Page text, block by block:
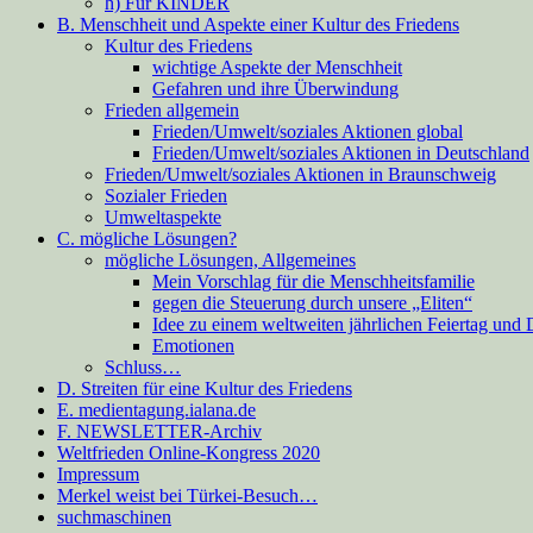
B. Menschheit und Aspekte einer Kultur des Friedens
Kultur des Friedens
wichtige Aspekte der Menschheit
Gefahren und ihre Überwindung
Frieden allgemein
Frieden/Umwelt/soziales Aktionen global
Frieden/Umwelt/soziales Aktionen in Deutschland
Frieden/Umwelt/soziales Aktionen in Braunschweig
Sozialer Frieden
Umweltaspekte
C. mögliche Lösungen?
mögliche Lösungen, Allgemeines
Mein Vorschlag für die Menschheitsfamilie
gegen die Steuerung durch unsere „Eliten“
Idee zu einem weltweiten jährlichen Feiertag und
Emotionen
Schluss…
D. Streiten für eine Kultur des Friedens
E. medientagung.ialana.de
F. NEWSLETTER-Archiv
Weltfrieden Online-Kongress 2020
Impressum
Merkel weist bei Türkei-Besuch…
suchmaschinen